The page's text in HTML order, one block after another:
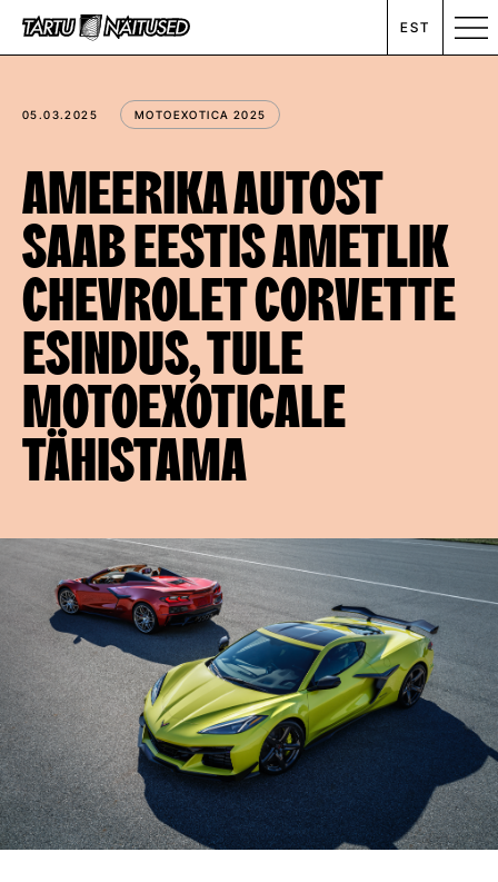
MESSIKALENDER
RENT
ETTEVÕTTEST
UUDISED
KONTAKT
EST
05.03.2025 MOTOEXOTICA 2025
AMEERIKA AUTOST
SAAB EESTIS AMETLIK
CHEVROLET CORVETTE
ESINDUS, TULE
MOTOEXOTICALE
TÄHISTAMA